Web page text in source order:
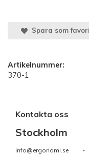
Spara som
Artikelnummer:
370-1
Kontakta oss
Stockholm
info@ergonomi.se -